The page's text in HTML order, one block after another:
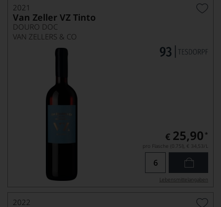
2021
Van Zeller VZ Tinto
DOURO DOC
VAN ZELLERS & CO
€ 25,90 *
pro Flasche (0.75l), € 34,53/L
Lebensmittel­angaben
2022